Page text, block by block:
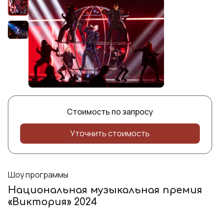
Стоимость по запросу
Уточнить стоимость
Шоу программы
Национальная музыкальная премия
«Виктория» 2024